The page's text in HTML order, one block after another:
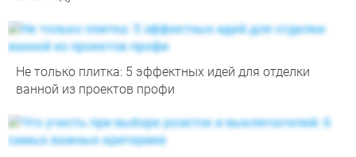
Не только плитка: 5 эффектных идей для отделки
ванной из проектов профи